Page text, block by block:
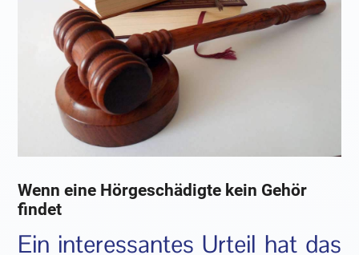
Wenn eine Hörgeschädigte kein Gehör
findet
Ein interessantes Urteil hat das